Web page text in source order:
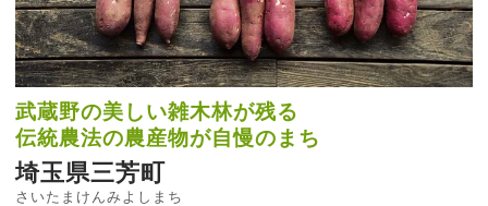
武蔵野の美しい雑木林が残る
伝統農法の農産物が自慢のまち
埼玉県三芳町
さいたまけんみよしまち